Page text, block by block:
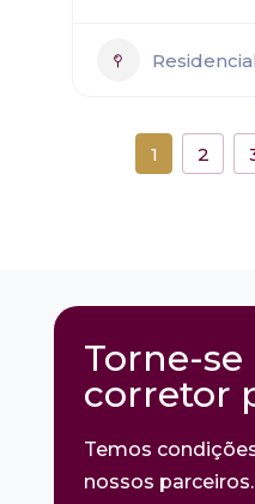
Residencial
1 2
Torne-
corretor
Temos
nossos